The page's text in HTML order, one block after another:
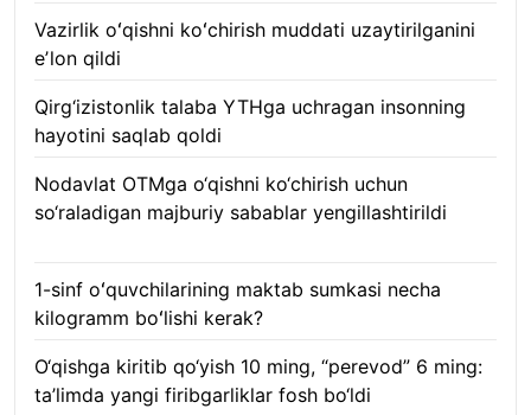
Vazirlik oʻqishni koʻchirish muddati uzaytirilganini
eʼlon qildi
Qirg‘izistonlik talaba YTHga uchragan insonning
hayotini saqlab qoldi
Nodavlat OTMga o‘qishni ko‘chirish uchun
so‘raladigan majburiy sabablar yengillashtirildi
1-sinf oʻquvchilarining maktab sumkasi necha
kilogramm boʻlishi kerak?
O‘qishga kiritib qo‘yish 10 ming, “perevod” 6 ming:
ta’limda yangi firibgarliklar fosh bo‘ldi